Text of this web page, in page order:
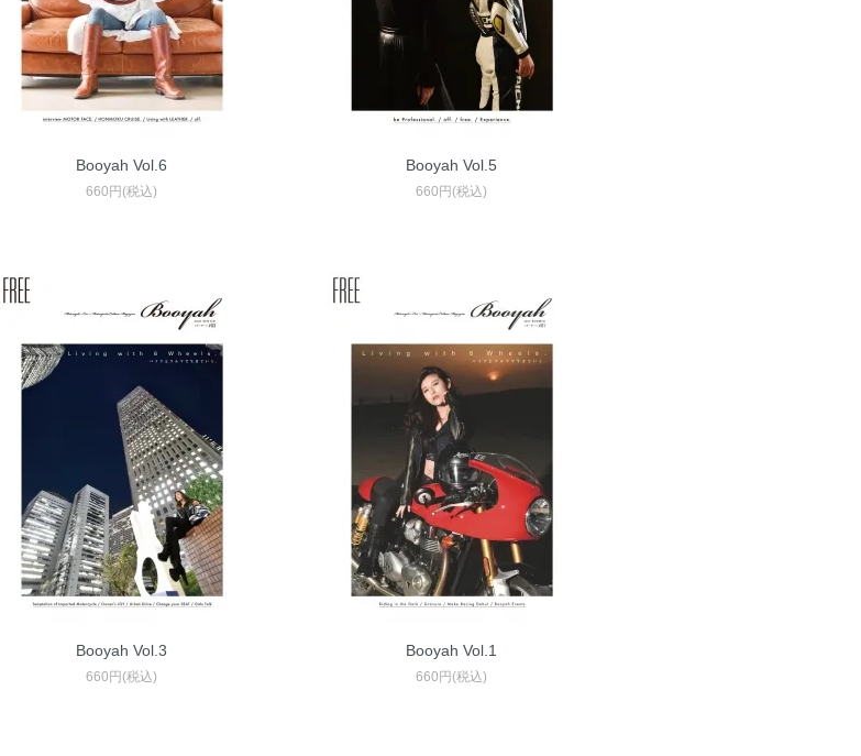
Booyah Vol.6
660円(税込)
Booyah Vol.5
660円(税込)
Booyah Vol.3
660円(税込)
Booyah Vol.1
660円(税込)